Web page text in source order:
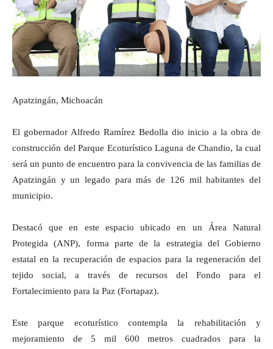
Apatzingán, Michoacán
El gobernador Alfredo Ramírez Bedolla dio inicio a la obra de
construcción del Parque Ecoturístico Laguna de Chandio, la cual
será un punto de encuentro para la convivencia de las familias de
Apatzingán y un legado para más de 126 mil habitantes del
municipio.
Destacó que en este espacio ubicado en un Área Natural
Protegida (ANP), forma parte de la estrategia del Gobierno
estatal en la recuperación de espacios para la regeneración del
tejido social, a través de recursos del Fondo para el
Fortalecimiento para la Paz (Fortapaz).
Este parque ecoturístico contempla la rehabilitación y
mejoramiento de 5 mil 600 metros cuadrados para la